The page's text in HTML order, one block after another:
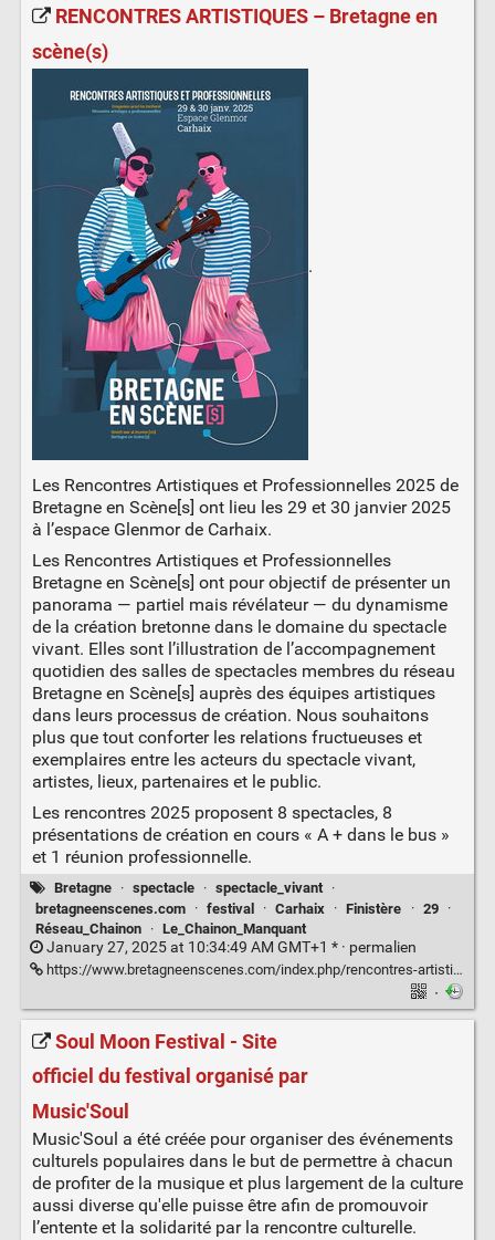
RENCONTRES ARTISTIQUES – Bretagne en
scène(s)
.
Les Rencontres Artistiques et Professionnelles 2025 de
Bretagne en Scène[s] ont lieu les 29 et 30 janvier 2025
à l’espace Glenmor de Carhaix.
Les Rencontres Artistiques et Professionnelles
Bretagne en Scène[s] ont pour objectif de présenter un
panorama — partiel mais révélateur — du dynamisme
de la création bretonne dans le domaine du spectacle
vivant. Elles sont l’illustration de l’accompagnement
quotidien des salles de spectacles membres du réseau
Bretagne en Scène[s] auprès des équipes artistiques
dans leurs processus de création. Nous souhaitons
plus que tout conforter les relations fructueuses et
exemplaires entre les acteurs du spectacle vivant,
artistes, lieux, partenaires et le public.
Les rencontres 2025 proposent 8 spectacles, 8
présentations de création en cours « A + dans le bus »
et 1 réunion professionnelle.
Bretagne · spectacle · spectacle_vivant ·
bretagneenscenes.com
· festival · Carhaix · Finistère · 29
·
Réseau_Chainon
· Le_Chainon_Manquant
January 27, 2025 at 10:34:49 AM GMT+1 * · permalien
https://www.bretagneenscenes.com/index.php/rencontres-artistiques/
·
Soul Moon Festival - Site
officiel du festival organisé par
Music'Soul
Music'Soul a été créée pour organiser des événements
culturels populaires dans le but de permettre à chacun
de profiter de la musique et plus largement de la culture
aussi diverse qu'elle puisse être afin de promouvoir
l’entente et la solidarité par la rencontre culturelle.